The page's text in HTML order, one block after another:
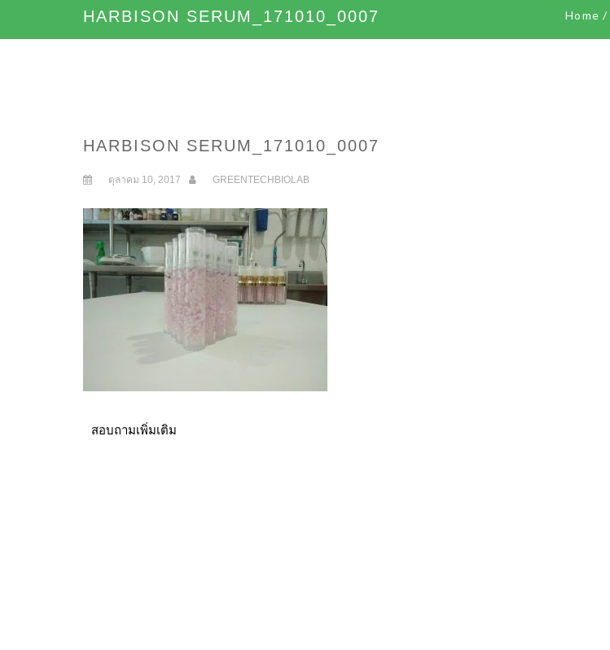
HARBISON SERUM_171010_0007 Home /
HARBISON SERUM_171010_0007
ตุลาคม 10, 2017 GREENTECHBIOLAB
สอบถามเพิ่มเติม